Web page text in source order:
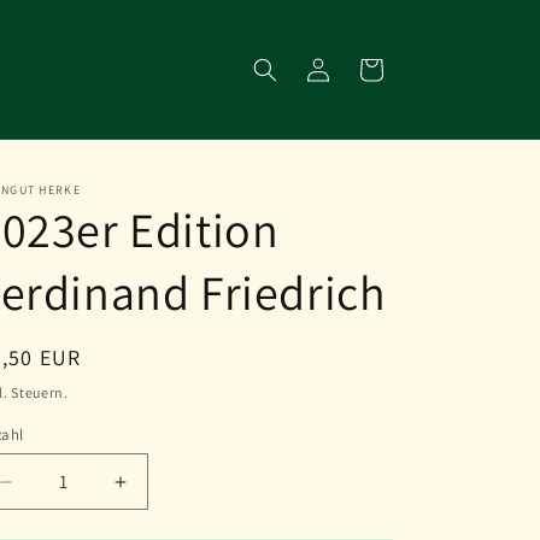
EinloggenWarenkorb
HERKE
Edition
Friedrich
EUR
Steuern.
Verringere
die
Erhöhe
die